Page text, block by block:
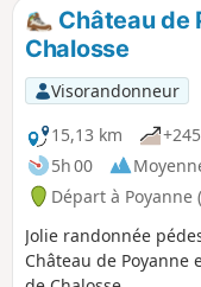
Château de
Chalosse
Visorandonneur
15,13 km
5h 00
Départ à Poyanne
Jolie randonnée
Château de Poyanne